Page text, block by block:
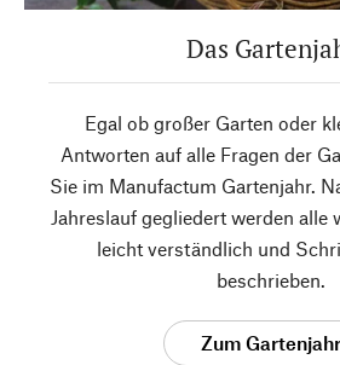
Das
Egal ob großer Garten oder
Antworten auf alle Fragen der
Sie im Manufactum Gartenjahr.
Jahreslauf gegliedert werden alle
leicht verständlich und
beschrieben.
Zum Gartenjahr